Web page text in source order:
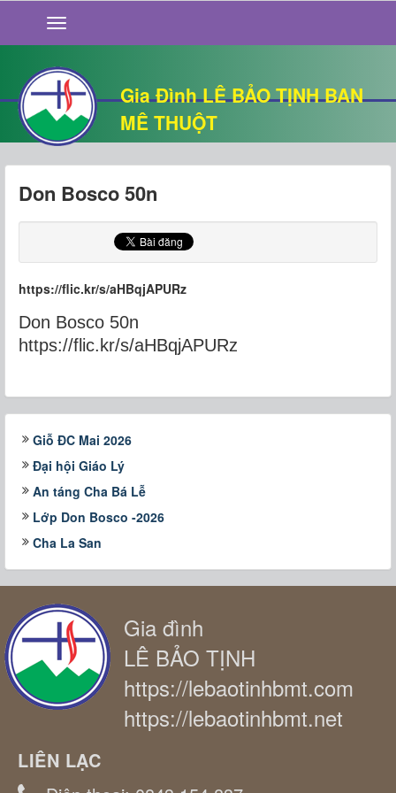
Gia Đình LÊ BẢO TỊNH BAN
MÊ THUỘT
GIỚI THIỆU
TIN TỨC
SỐNG ĐẠO
CHUYỆN NHÀ
QUÁN VĂN
THƯ GIÃN
Don Bosco 50n
https://flic.kr/s/aHBqjAPURz
Don Bosco 50n
https://flic.kr/s/aHBqjAPURz
Giỗ ĐC Mai 2026
Đại hội Giáo Lý
An táng Cha Bá Lễ
Lớp Don Bosco -2026
Cha La San
Gia đình
LÊ BẢO TỊNH
https://lebaotinhbmt.com
https://lebaotinhbmt.net
LIÊN LẠC